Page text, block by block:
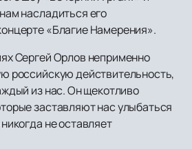
насладиться его
«Благие Намерения».
Сергей Орлов неприменно
российскую действительность,
из нас. Он щекотливо
заставляют нас улыбаться
не оставляет